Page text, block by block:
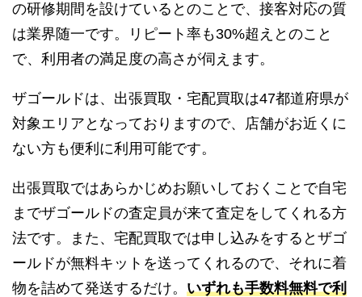
の研修期間を設けているとのことで、接客対応の質
は業界随一です。リピート率も30%超えとのこと
で、利用者の満足度の高さが伺えます。
ザゴールドは、出張買取・宅配買取は47都道府県が
対象エリアとなっておりますので、店舗がお近くに
ない方も便利に利用可能です。
出張買取ではあらかじめお願いしておくことで自宅
までザゴールドの査定員が来て査定をしてくれる方
法です。また、宅配買取では申し込みをするとザゴ
ールドが無料キットを送ってくれるので、それに着
物を詰めて発送するだけ。 いずれも手数料無料で利